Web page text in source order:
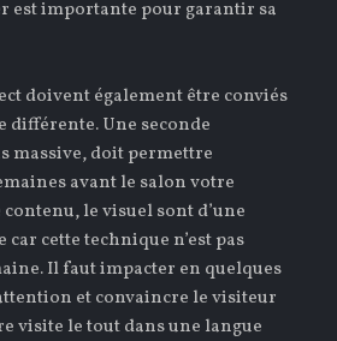
est importante pour garantir sa
doivent également être conviés
différente. Une seconde
massive, doit permettre
avant le salon votre
contenu, le visuel sont d’une
cette technique n’est pas
Il faut impacter en quelques
et convaincre le visiteur
visite le tout dans une langue